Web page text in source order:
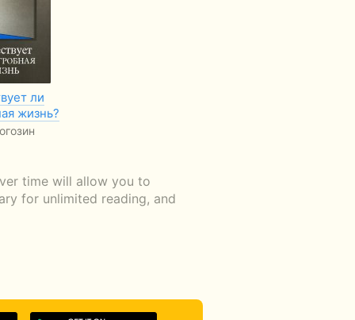
ли
жизнь?
time will allow you to
for unlimited reading, and